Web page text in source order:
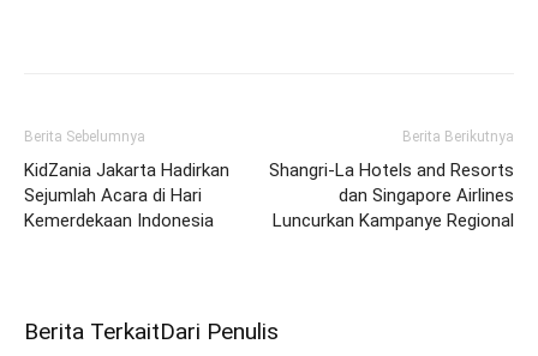
Berita Sebelumnya
KidZania Jakarta Hadirkan
Sejumlah Acara di Hari
Kemerdekaan Indonesia
Berita Berikutnya
Shangri-La Hotels and Resorts
dan Singapore Airlines
Luncurkan Kampanye Regional
Berita TerkaitDari Penulis